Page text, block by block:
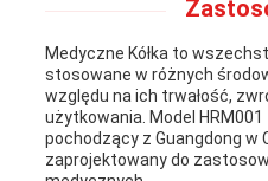
Medyczne Kółka to
stosowane w różnych
względu na ich trwałość,
użytkowania. Model
pochodzący z Guangdong w
zaprojektowany do